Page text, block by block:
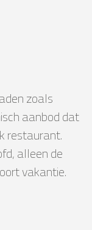
zoals
aanbod dat
restaurant.
vakantie.